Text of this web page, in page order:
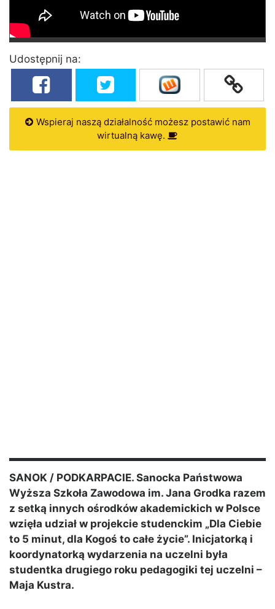
Udostępnij na:
Wspieraj naszą działalność możesz postawić nam
wirtualną kawę.
SANOK / PODKARPACIE. Sanocka Państwowa
Wyższa Szkoła Zawodowa im. Jana Grodka razem
z setką innych ośrodków akademickich w Polsce
wzięła udział w projekcie studenckim „Dla Ciebie
to 5 minut, dla Kogoś to całe życie”. Inicjatorką i
koordynatorką wydarzenia na uczelni była
studentka drugiego roku pedagogiki tej uczelni –
Maja Kustra.